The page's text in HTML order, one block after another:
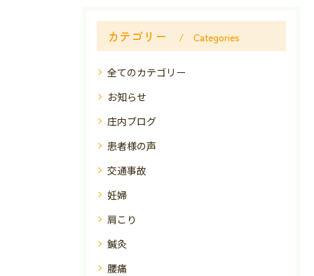
カテゴリー Categories
全てのカテゴリー
お知らせ
庄内ブログ
患者様の声
交通事故
妊婦
肩こり
鍼灸
腰痛